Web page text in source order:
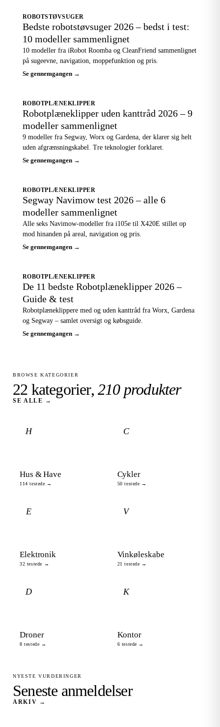
ROBOTSTØVSUGER
Bedste robotstøvsuger 2026 – bedst i test:
10 modeller sammenlignet
10 modeller fra iRobot Roomba og CleanFriend sammenlignet
på sugeevne, navigation, moppefunktion og pris.
Se gennemgangen →
ROBOTPLÆNEKLIPPER
Robotplæneklipper uden kanttråd 2026 – 9
modeller sammenlignet
9 modeller fra Segway, Worx og Gardena, der klarer sig helt
uden afgrænsningskabel. Tre teknologier forklaret.
Se gennemgangen →
ROBOTPLÆNEKLIPPER
Segway Navimow test 2026 – alle 6
modeller sammenlignet
Alle seks Navimow-modeller fra i105e til X420E stillet op
mod hinanden på areal, navigation og pris.
Se gennemgangen →
ROBOTPLÆNEKLIPPER
De 11 bedste Robotplæneklipper 2026 –
Guide & test
Robotplæneklippere med og uden kanttråd fra Worx, Gardena
og Segway – samlet oversigt og købsguide.
Se gennemgangen →
BROWSE KATEGORIER
22 kategorier, 210 produkter
SE ALLE →
H
Hus & Have
114 testede →
C
Cykler
50 testede →
E
Elektronik
32 testede →
V
Vinkøleskabe
21 testede →
D
Droner
8 testede →
K
Kontor
6 testede →
NYESTE VURDERINGER
Seneste anmeldelser
ARKIV →